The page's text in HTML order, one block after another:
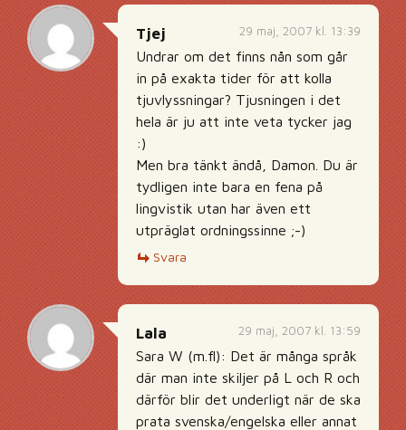
29 maj, 2007 kl. 13:39
Tjej
Undrar om det finns nån som går
in på exakta tider för att kolla
tjuvlyssningar? Tjusningen i det
hela är ju att inte veta tycker jag
:)
Men bra tänkt ändå, Damon. Du är
tydligen inte bara en fena på
lingvistik utan har även ett
utpräglat ordningssinne ;-)
Svara
29 maj, 2007 kl. 13:59
Lala
Sara W (m.fl): Det är många språk
där man inte skiljer på L och R och
därför blir det underligt när de ska
prata svenska/engelska eller annat